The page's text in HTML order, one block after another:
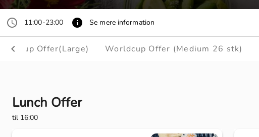
11:00-23:00 Se mere information
Offer(Large) Worldcup Offer (Medium 26 stk)
Lunch Offer
til 16:00